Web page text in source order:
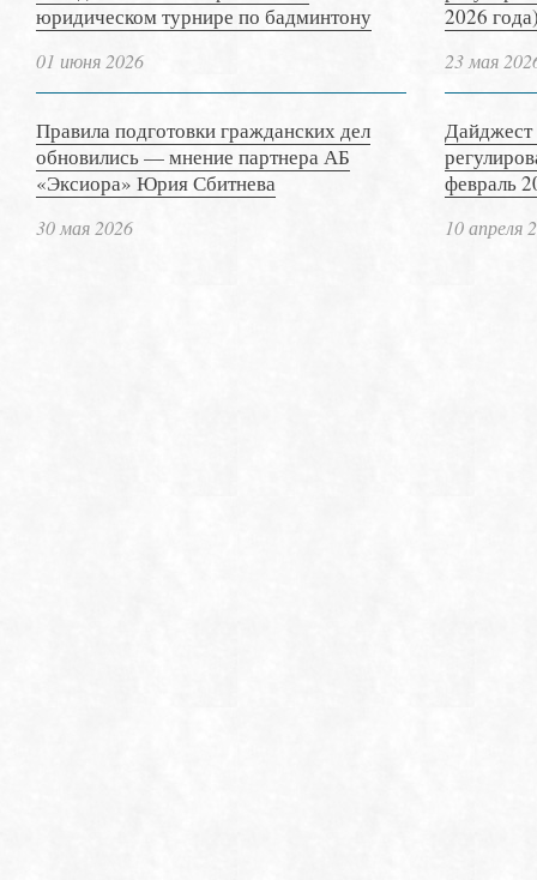
юридическом турнире по бадминтону
01 июня 2026
Правила подготовки гражданских дел
обновились — мнение партнера АБ
«Эксиора» Юрия Сбитнева
30 мая 2026
2026
23 мая
Дайджест
февраль
10 апреля